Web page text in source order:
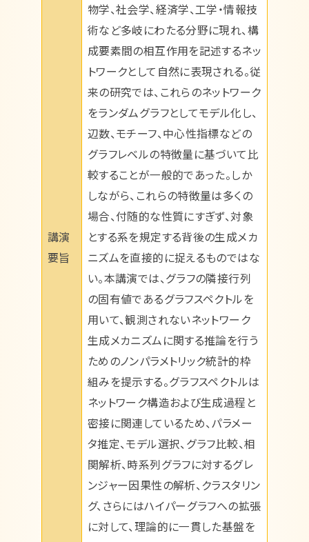
講演
要旨
物学、社会学、経済学、工学・情報技
術など多岐にわたる分野に現れ、構
成要素間の相互作用を記述するネッ
トワークとして自然に表現される。従
来の研究では、これらのネットワーク
をランダムグラフとしてモデル化し、
辺数、モチーフ、中心性指標などの
グラフレベルの特徴量に基づいて比
較することが一般的であった。しか
しながら、これらの特徴量は多くの
場合、付随的な性質にすぎず、対象
とする系を規定する背後の生成メカ
ニズムを直接的に捉えるものではな
い。本講演では、グラフの隣接行列
の固有値であるグラフスペクトルを
用いて、観測されないネットワーク
生成メカニズムに関する推論を行う
ためのノンパラメトリック統計的枠
組みを提示する。グラフスペクトルは
ネットワーク構造および生成過程と
密接に関連しているため、パラメー
タ推定、モデル選択、グラフ比較、相
関解析、時系列グラフに対するグレ
ンジャー因果性の解析、クラスタリン
グ、さらにはハイパーグラフへの拡張
に対して、理論的に一貫した基盤を